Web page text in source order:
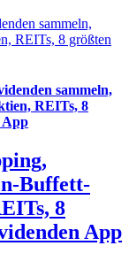
sammeln,
REITs, 8 größten
sammeln,
REITs, 8
App
Buffett-
8
App